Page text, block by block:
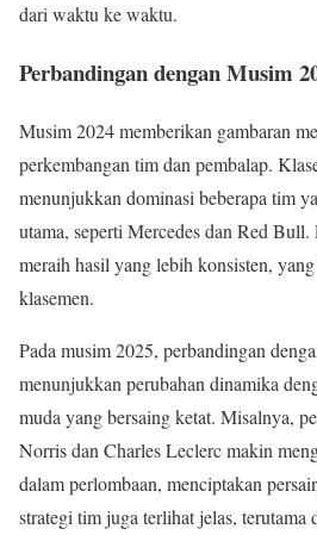
dari waktu ke waktu.
Perbandingan dengan Musim
Musim 2024 memberikan gambaran
perkembangan tim dan pembalap.
menunjukkan dominasi beberapa tim
utama, seperti Mercedes dan Red Bull.
meraih hasil yang lebih konsisten,
klasemen.
Pada musim 2025, perbandingan
menunjukkan perubahan dinamika
muda yang bersaing ketat. Misalnya,
Norris dan Charles Leclerc makin
dalam perlombaan, menciptakan
strategi tim juga terlihat jelas, terutama